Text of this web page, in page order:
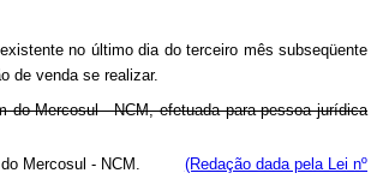
no último dia do terceiro mês subseqüente
de venda se realizar.
Mercosul - NCM, efetuada para pessoa jurídica
do Mercosul - NCM. (Redação dada pela Lei nº